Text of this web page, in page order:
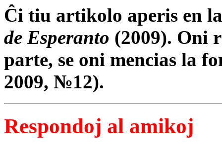
Ĉi tiu artikolo aperis en
de Esperanto (2009). Oni
parte, se oni mencias la
2009, №12).
Respondoj al amikoj